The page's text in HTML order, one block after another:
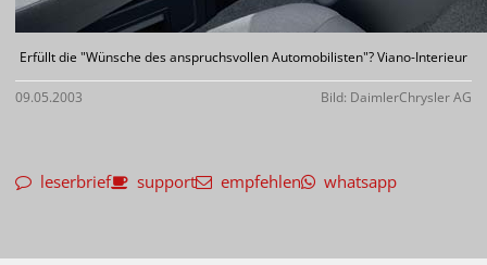
Erfüllt die "Wünsche des anspruchsvollen Automobilisten"? Viano-Interieur
09.05.2003 Bild: DaimlerChrysler AG
leserbrief support empfehlen whatsapp